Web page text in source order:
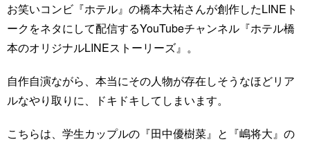
お笑いコンビ『ホテル』の橋本大祐さんが創作したLINEト
ークをネタにして配信するYouTubeチャンネル『ホテル橋
本のオリジナルLINEストーリーズ』。
自作自演ながら、本当にその人物が存在しそうなほどリア
ルなやり取りに、ドキドキしてしまいます。
こちらは、学生カップルの『田中優樹菜』と『嶋将大』の